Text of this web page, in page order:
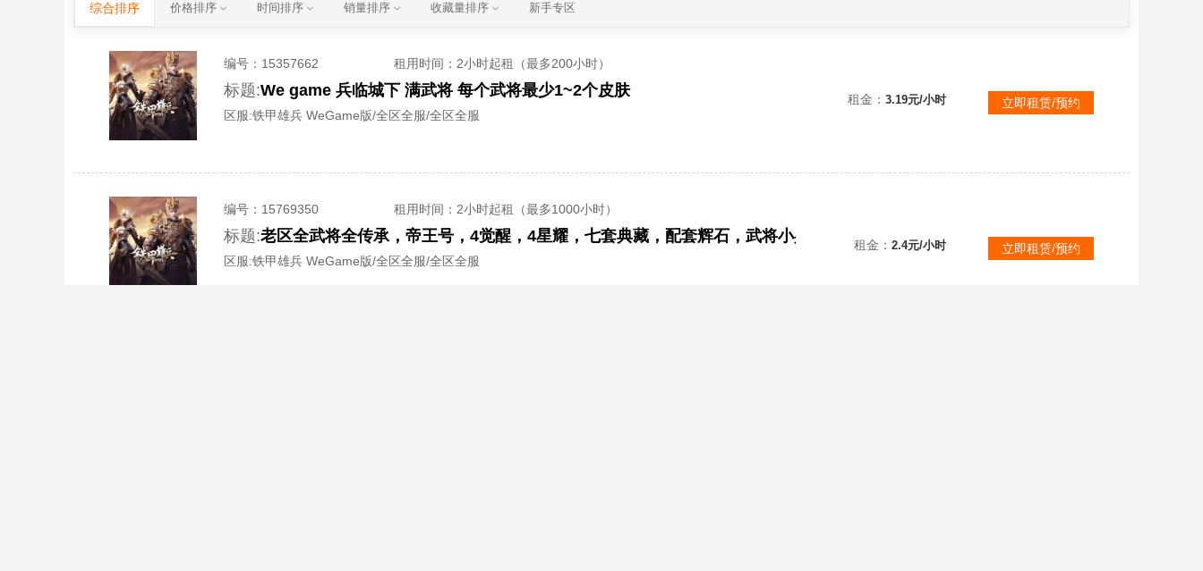
综合排序 价格排序 时间排序 销量排序 收藏量排序 新手专区
编号： 15357662 租用时间 ：2小时起租（最多200小时）
标题:We game 兵临城下 满武将 每个武将最少1~2个皮肤
区服:铁甲雄兵 WeGame版/全区全服/全区全服
租金： 3.19元/小时 立即租赁/预约
编号： 15769350 租用时间 ：2小时起租（最多1000小时）
标题:
区服:铁甲雄兵 WeGame版/全区全服/全区全服
租金： 2.4元/小时 立即租赁/预约